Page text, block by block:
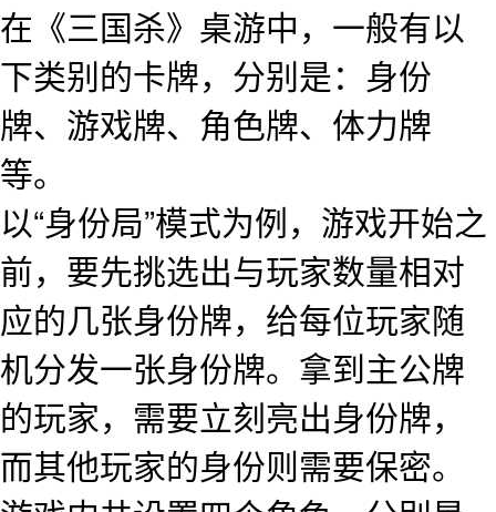
在《三国杀》桌游中，一般有以
下类别的卡牌，分别是：身份
牌、游戏牌、角色牌、体力牌
等。
以“身份局”模式为例，游戏开始之
前，要先挑选出与玩家数量相对
应的几张身份牌，给每位玩家随
机分发一张身份牌。拿到主公牌
的玩家，需要立刻亮出身份牌，
而其他玩家的身份则需要保密。